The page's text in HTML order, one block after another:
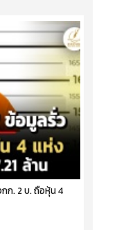
ก. 2 บ. ถือหุ้น 4